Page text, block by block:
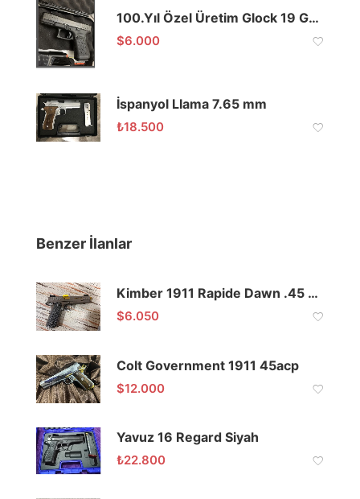
100.Yıl Özel Üretim Glock 19 Gen 5 (Kamu Görevlisinden)
$6.000
İspanyol Llama 7.65 mm
₺18.500
Benzer İlanlar
Kimber 1911 Rapide Dawn .45 ACP
$6.050
Colt Government 1911 45acp
$12.000
Yavuz 16 Regard Siyah
₺22.800